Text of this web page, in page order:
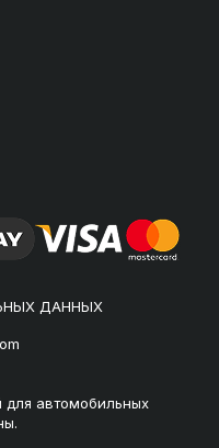
ДАННЫХ
для автомобильных